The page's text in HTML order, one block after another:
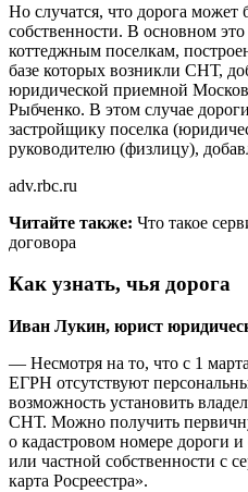
Но случатся, что дорога может
собственности. В основном
коттеджным поселкам,
базе которых возникли СНТ,
юридической приемной
Рыбченко. В этом случае
застройщику поселка
руководителю (физлицу),
adv.rbc.ru
Читайте также: Что такое
договора
Как узнать, чья дорога
Иван Лукин, юрист
— Несмотря на то, что с 1
ЕГРН отсутствуют
возможность установить
СНТ. Можно получить
о кадастровом номере дороги
или частной собственности с
карта Росреестра».